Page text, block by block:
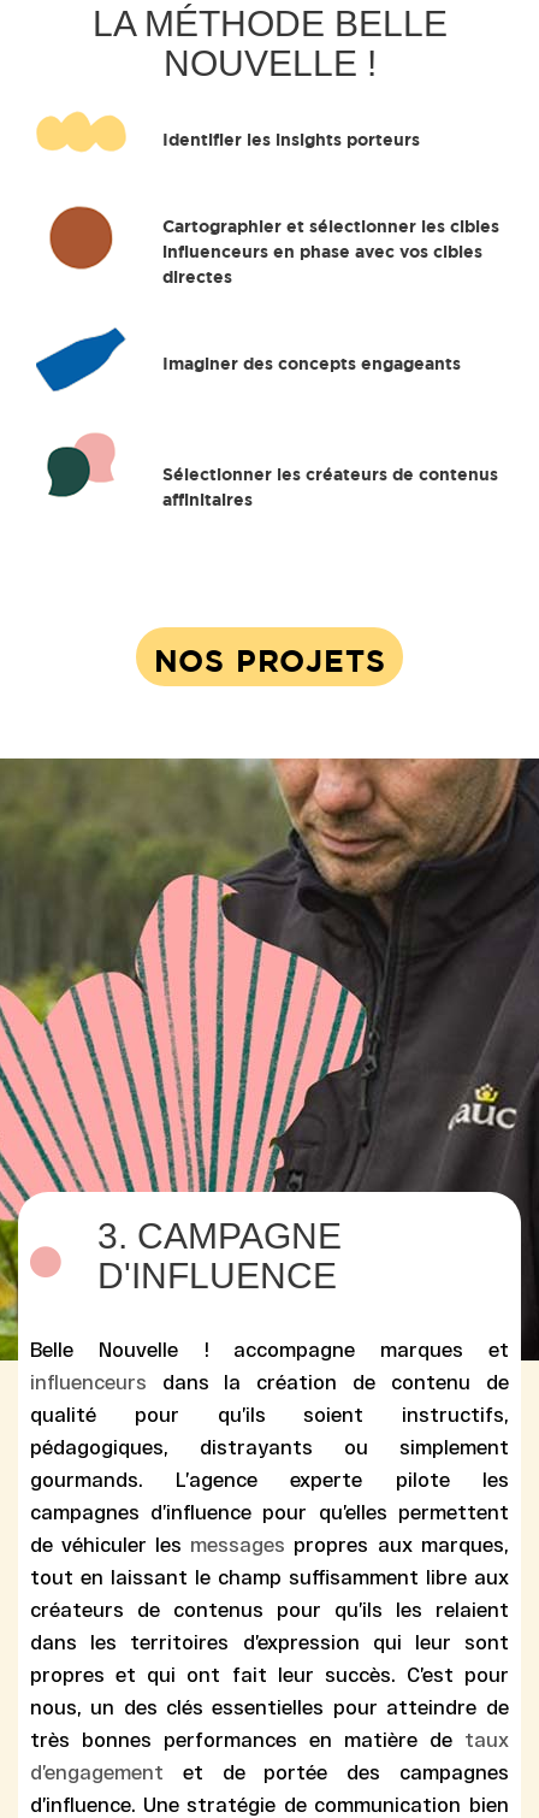
LA MÉTHODE BELLE
NOUVELLE !
Identifier les insights porteurs
Cartographier et sélectionner les cibles
influenceurs en phase avec vos cibles
directes
Imaginer des concepts engageants
Sélectionner les créateurs de contenus
affinitaires
NOS PROJETS
3. CAMPAGNE
D'INFLUENCE
Belle Nouvelle ! accompagne marques et
influenceurs dans la création de contenu de
qualité pour qu’ils soient instructifs,
pédagogiques, distrayants ou simplement
gourmands. L’agence experte pilote les
campagnes d’influence pour qu’elles permettent
de véhiculer les messages propres aux marques,
tout en laissant le champ suffisamment libre aux
créateurs de contenus pour qu’ils les relaient
dans les territoires d’expression qui leur sont
propres et qui ont fait leur succès. C’est pour
nous, un des clés essentielles pour atteindre de
très bonnes performances en matière de taux
d’engagement et de portée des campagnes
d’influence. Une stratégie de communication bien